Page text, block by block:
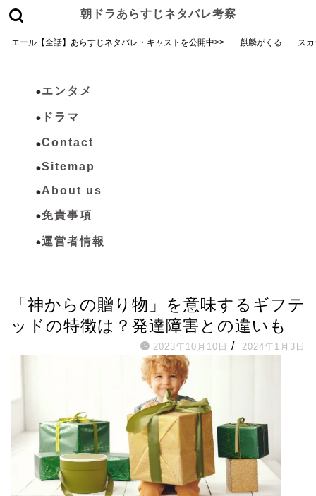
朝ドラあらすじネタバレ考察
エール【全話】あらすじネタバレ・キャストを公開中>> 麒麟がくる ス
エンタメ
ドラマ
Contact
Sitemap
About us
免責事項
運営者情報
「神からの贈り物」を意味するギフテ
ッドの特徴は？発達障害との違いも
2023年10月10日 / 2024年1月3日